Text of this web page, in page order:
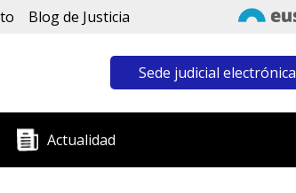
Blog de Justicia
Sede judicial electrónica
Actualidad